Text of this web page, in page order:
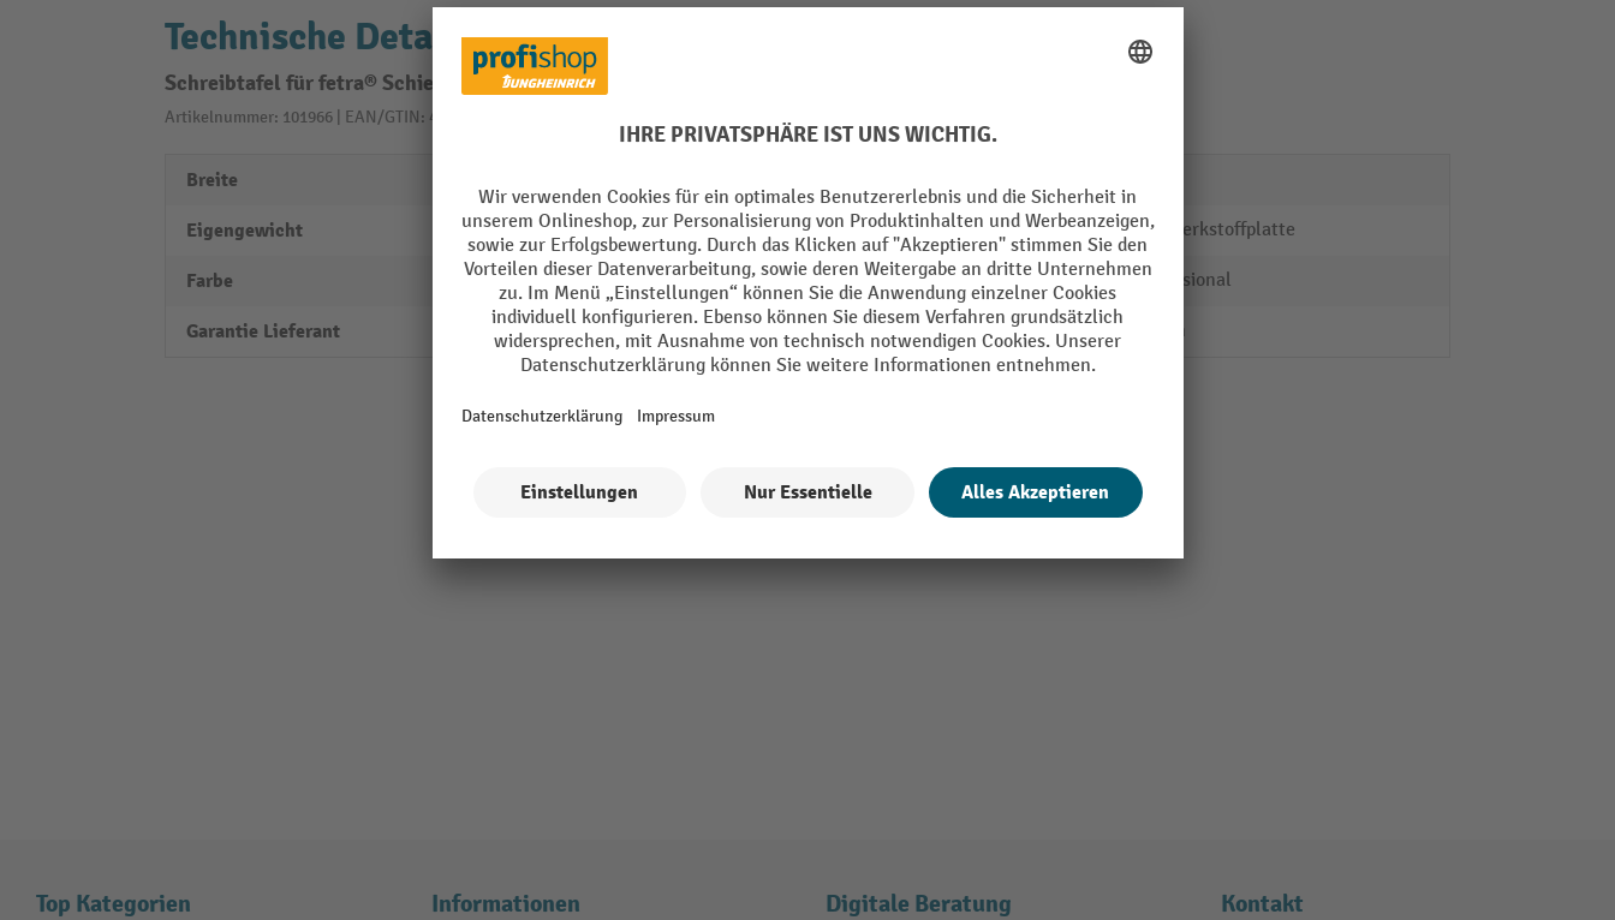
Technische Details
Schreibtafel für fetra® Schiebebügel, Format DIN A4
Artikelnummer: 101966 | EAN/GTIN: 4017976012902
Breite
Eigengewicht 2 kg
Farbe Buche-Dekor
Garantie Lieferant 10
Material Holzwerkstoffplatte
Segment Professional
Tiefe 45 mm
Top Kategorien Informationen Digitale Beratung Kontakt